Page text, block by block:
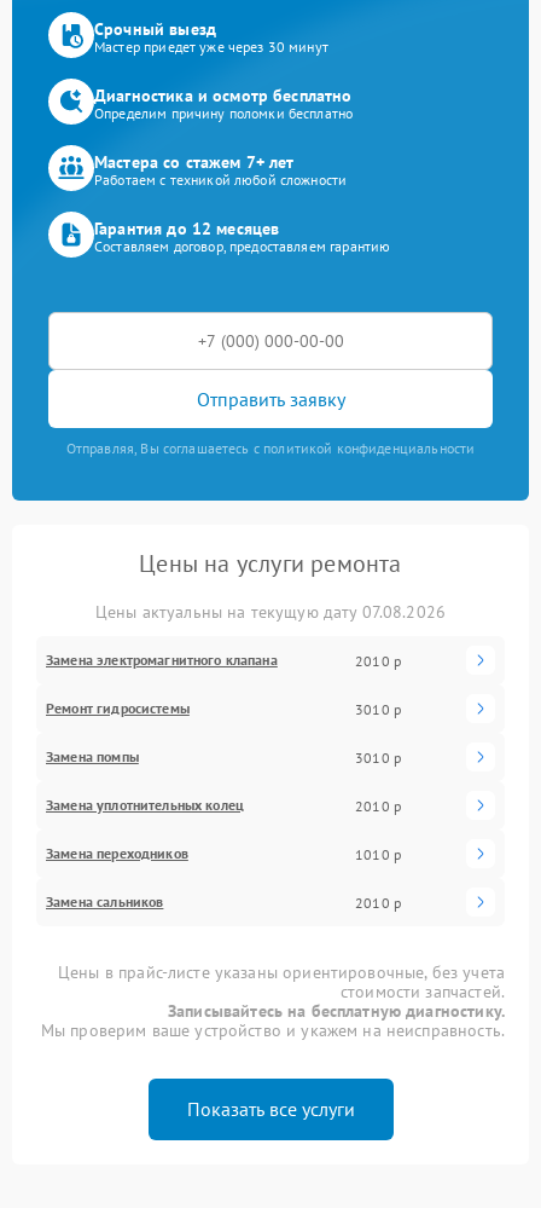
Срочный выезд
Мастер приедет уже через 30 минут
Диагностика и осмотр бесплатно
Определим причину поломки бесплатно
Мастера со стажем 7+ лет
Работаем с техникой любой сложности
Гарантия до 12 месяцев
Составляем договор, предоставляем гарантию
Отправить заявку
Отправляя, Вы соглашаетесь с политикой конфиденциальности
Цены на услуги ремонта
Цены актуальны на текущую дату 07.08.2026
Замена электромагнитного клапана 2010 р
Ремонт гидросистемы 3010 р
Замена помпы 3010 р
Замена уплотнительных колец 2010 р
Замена переходников 1010 р
Замена сальников 2010 р
Цены в прайс-листе указаны ориентировочные, без учета
стоимости запчастей.
Записывайтесь на бесплатную диагностику.
Мы проверим ваше устройство и укажем на неисправность.
Показать все услуги